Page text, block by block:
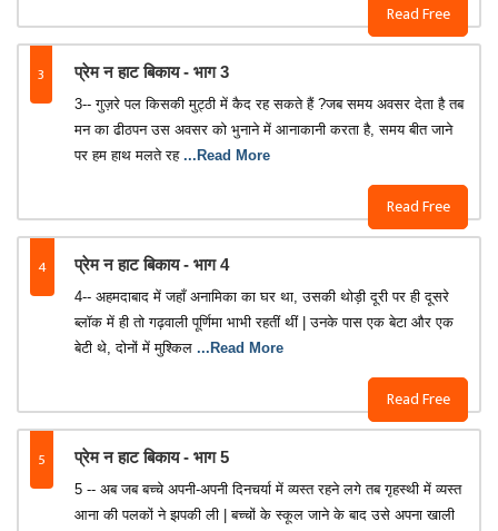
Read Free
3 प्रेम न हाट बिकाय - भाग 3
Read Free
3-- गुज़रे पल किसकी मुट्ठी में कैद रह सकते हैं ?जब समय अवसर देता है तब
मन का ढीठपन उस अवसर को भुनाने में आनाकानी करता है, समय बीत जाने
पर हम हाथ मलते रह ...Read More
4 प्रेम न हाट बिकाय - भाग 4
Read Free
4-- अहमदाबाद में जहाँ अनामिका का घर था, उसकी थोड़ी दूरी पर ही दूसरे
ब्लॉक में ही तो गढ़वाली पूर्णिमा भाभी रहतीं थीं | उनके पास एक बेटा और एक
बेटी थे, दोनों में मुश्किल ...Read More
5 प्रेम न हाट बिकाय - भाग 5
5 -- अब जब बच्चे अपनी-अपनी दिनचर्या में व्यस्त रहने लगे तब गृहस्थी में व्यस्त
आना की पलकों ने झपकी ली | बच्चों के स्कूल जाने के बाद उसे अपना खाली